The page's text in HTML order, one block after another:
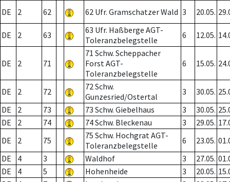
DE
2 62 62 Ufr. Gramschatzer Wald 3 20.05.
DE 2 63
63 Ufr. Haßberge AGT-
Toleranzbelegstelle
6 12.05.
DE 2 71
71 Schw. Scheppacher
Forst AGT-
Toleranzbelegstelle
6 15.05.
DE 2 72
72 Schw.
Gunzesried/Ostertal
3 30.05.
DE
2 73 73 Schw. Giebelhaus 3 30.05.
DE
2 74 74 Schw. Bleckenau 3 29.05.
DE
2 75
75 Schw. Hochgrat AGT-
Toleranzbelegstelle
6 23.05.
DE
4 3 Waldhof 3 27.05.
DE
4 5 Hohenheide 3 20.05.